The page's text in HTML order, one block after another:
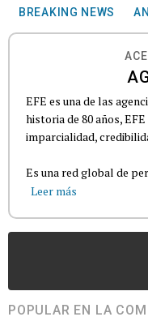
BREAKING NEWS
EFE es una de las
historia de 80 años,
imparcialidad,
Es una red global de
Leer más
POPULAR EN LA